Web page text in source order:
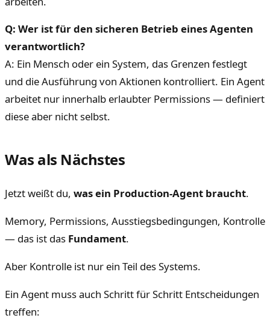
Q: Wer ist für den sicheren Betrieb eines Agenten
verantwortlich?
A: Ein Mensch oder ein System, das Grenzen festlegt
und die Ausführung von Aktionen kontrolliert. Ein Agent
arbeitet nur innerhalb erlaubter Permissions — definiert
diese aber nicht selbst.
Was als Nächstes
Jetzt weißt du, was ein Production-Agent braucht.
Memory, Permissions, Ausstiegsbedingungen, Kontrolle
— das ist das Fundament.
Aber Kontrolle ist nur ein Teil des Systems.
Ein Agent muss auch Schritt für Schritt Entscheidungen
treffen: